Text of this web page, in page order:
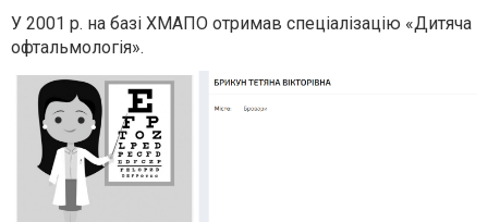
У 2001 р. на базі ХМАПО отримав спеціалізацію «Дитяча
офтальмологія».